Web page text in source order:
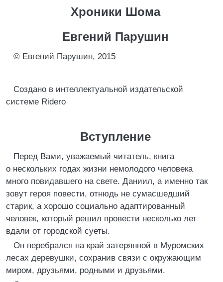
Хроники Шома
Евгений Парушин
© Евгений Парушин, 2015
Создано в интеллектуальной издательской
системе Ridero
Вступление
Перед Вами, уважаемый читатель, книга
о нескольких годах жизни немолодого человека
много повидавшего на свете. Даниил, а именно так
зовут героя повести, отнюдь не сумасшедший
старик, а хорошо социально адаптированный
человек, который решил провести несколько лет
вдали от городской суеты.
Он перебрался на край затерянной в Муромских
лесах деревушки, сохранив связи с окружающим
миром, друзьями, родными и друзьями.